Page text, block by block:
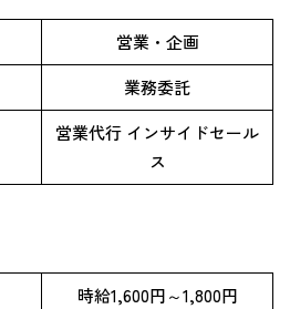
営業・企画
業務委託
営業代行 インサイドセール
ス
時給1,600円～1,800円